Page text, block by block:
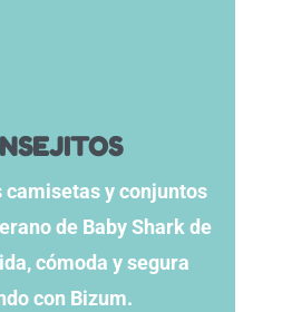
camisetas y conjuntos
de Baby Shark de
cómoda y segura
con Bizum.